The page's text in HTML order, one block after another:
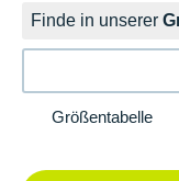
Finde in unserer
Größentabelle